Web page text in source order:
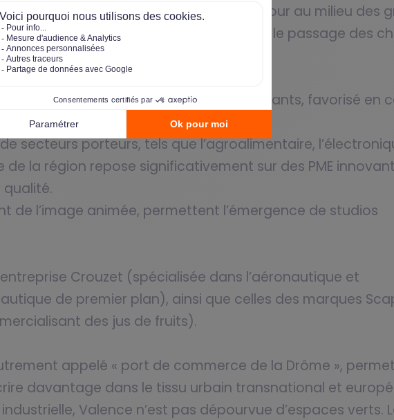
d’occuper une position de carrefour au milieu des
le nord et le sud de l’hexagone, et sur le passage des
Suisse.
faisant partie de secteurs innovants, favorisé en
et Genève.
secteurs porteurs, tels que l’agroalimentaire,
la région repose significativement sur des PME
de l’image animée, permettent l’émergence de studios
Crouzet (spécialisée dans l’aéronautique et
de premier plan), ainsi que celles des marques
des jus de fruits).
appelé « port de commerce de la Drôme »,
davantage dans le tissu urbain transnational et
Valence n’est pas dépourvue d’espaces verts.